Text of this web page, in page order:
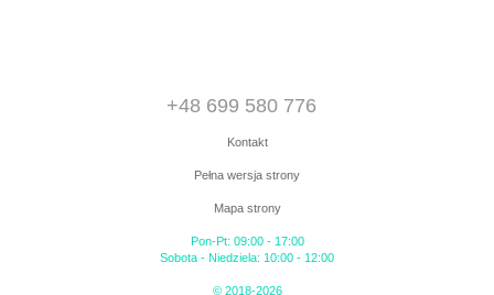
+48 699 580 776
Kontakt
Pełna wersja strony
Mapa strony
Pon-Pt: 09:00 - 17:00
Sobota - Niedziela: 10:00 - 12:00
© 2018-2026